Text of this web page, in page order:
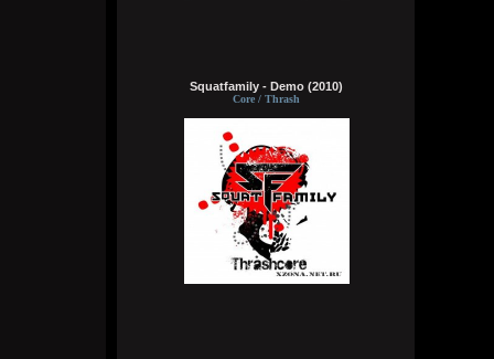
Зато можно мыслить хрен знает сколько,
пока батарея не сдохнет, но и тут могут
тебя обновить, типа пока тело робота
отключается, разум не умирает. Почему
до сих пор не создали такую хуйню?
Приходится недолго жить и умирать
Bestial
Вчера в 20:36:12
Squatfamily - Demo (2010)
Core / Thrash